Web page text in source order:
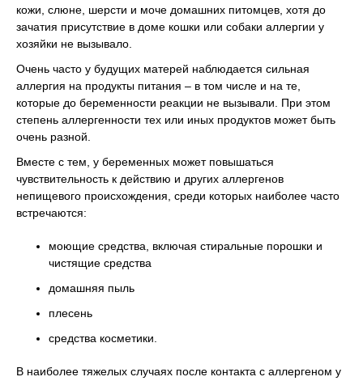
кожи, слюне, шерсти и моче домашних питомцев, хотя до
зачатия присутствие в доме кошки или собаки аллергии у
хозяйки не вызывало.
Очень часто у будущих матерей наблюдается сильная
аллергия на продукты питания – в том числе и на те,
которые до беременности реакции не вызывали. При этом
степень аллергенности тех или иных продуктов может быть
очень разной.
Вместе с тем, у беременных может повышаться
чувствительность к действию и других аллергенов
непищевого происхождения, среди которых наиболее часто
встречаются:
моющие средства, включая стиральные порошки и
чистящие средства
домашняя пыль
плесень
средства косметики.
В наиболее тяжелых случаях после контакта с аллергеном у